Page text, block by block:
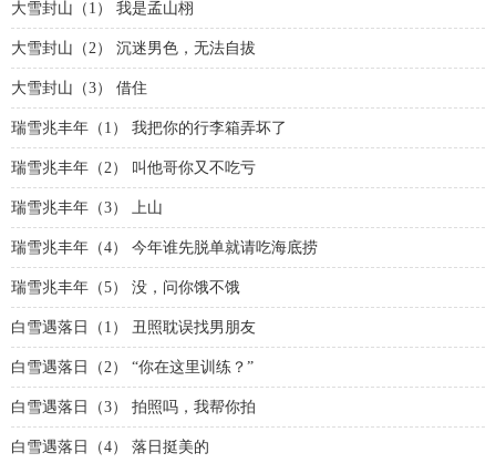
大雪封山（1） 我是孟山栩
大雪封山（2） 沉迷男色，无法自拔
大雪封山（3） 借住
瑞雪兆丰年（1） 我把你的行李箱弄坏了
瑞雪兆丰年（2） 叫他哥你又不吃亏
瑞雪兆丰年（3） 上山
瑞雪兆丰年（4） 今年谁先脱单就请吃海底捞
瑞雪兆丰年（5） 没，问你饿不饿
白雪遇落日（1） 丑照耽误找男朋友
白雪遇落日（2） “你在这里训练？”
白雪遇落日（3） 拍照吗，我帮你拍
白雪遇落日（4） 落日挺美的